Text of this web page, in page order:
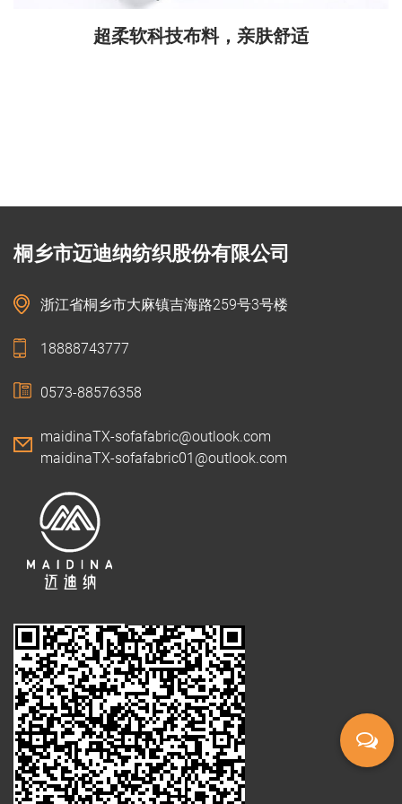
超柔软科技布料，亲肤舒适
桐乡市迈迪纳纺织股份有限公司
浙江省桐乡市大麻镇吉海路259号3号楼
18888743777
0573-88576358
maidinaTX-sofafabric@outlook.com
maidinaTX-sofafabric01@outlook.com